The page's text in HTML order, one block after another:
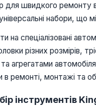
для швидкого ремонту
набори, що
на спеціалізовані
різних
агрегатами
ремонті, монтажі та
інструментів